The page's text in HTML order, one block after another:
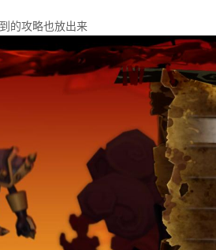
的攻略也放出来